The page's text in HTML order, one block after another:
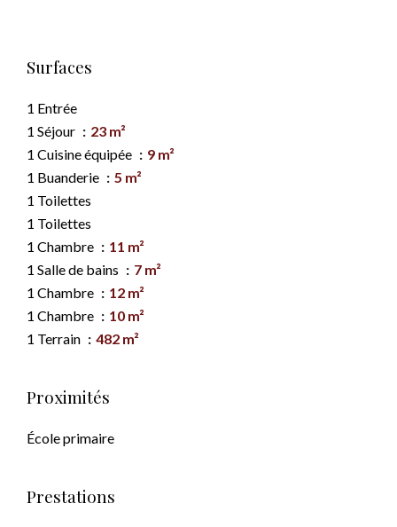
Surfaces
1 Entrée
1 Séjour
23 m²
1 Cuisine équipée
9 m²
1 Buanderie
5 m²
1 Toilettes
1 Toilettes
1 Chambre
11 m²
1 Salle de bains
7 m²
1 Chambre
12 m²
1 Chambre
10 m²
1 Terrain
482 m²
Proximités
École primaire
Prestations